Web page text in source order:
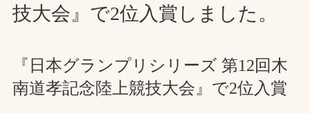
製品・サービス一覧
会社概要
採用情報
技大会』で2位入賞しました。
『日本グランプリシリーズ 第12回木
南道孝記念陸上競技大会』で2位入賞